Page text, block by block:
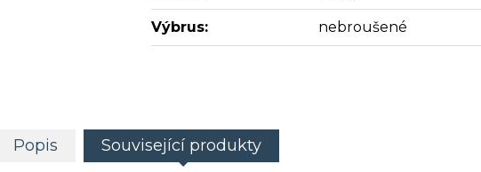
Výbrus: nebroušené
Popis Související produkty